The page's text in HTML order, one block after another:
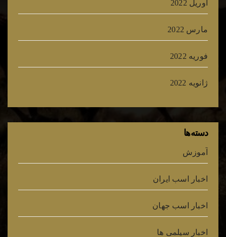
آوریل 2022
مارس 2022
فوریه 2022
ژانویه 2022
دسته‌ها
آموزش
اخبار اسب ایران
اخبار اسب جهان
اخبار سیلمی ها